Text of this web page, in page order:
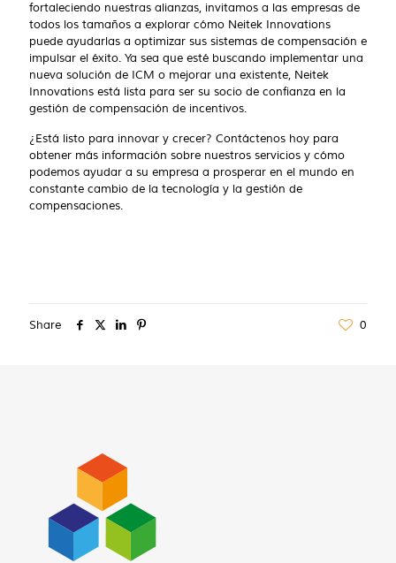
fortaleciendo nuestras alianzas, invitamos a las empresas de
todos los tamaños a explorar cómo Neitek Innovations
puede ayudarlas a optimizar sus sistemas de compensación e
impulsar el éxito. Ya sea que esté buscando implementar una
nueva solución de ICM o mejorar una existente, Neitek
Innovations está lista para ser su socio de confianza en la
gestión de compensación de incentivos.
¿Está listo para innovar y crecer? Contáctenos hoy para
obtener más información sobre nuestros servicios y cómo
podemos ayudar a su empresa a prosperar en el mundo en
constante cambio de la tecnología y la gestión de
compensaciones.
Share 0